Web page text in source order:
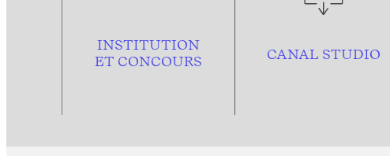
INSTITUTION
ET CONCOURS
CANAL STUDIO